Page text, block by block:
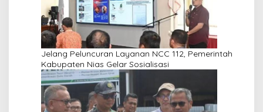
Jelang Peluncuran Layanan NCC 112, Pemerintah
Kabupaten Nias Gelar Sosialisasi